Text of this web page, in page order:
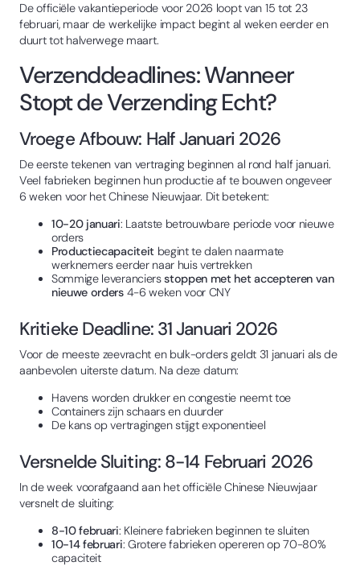
De officiële vakantieperiode voor 2026 loopt van 15 tot 23
februari, maar de werkelijke impact begint al weken eerder en
duurt tot halverwege maart.
Verzenddeadlines: Wanneer
Stopt de Verzending Echt?
Vroege Afbouw: Half Januari 2026
De eerste tekenen van vertraging beginnen al rond half januari.
Veel fabrieken beginnen hun productie af te bouwen ongeveer
6 weken voor het Chinese Nieuwjaar. Dit betekent:
10-20 januari: Laatste betrouwbare periode voor nieuwe
orders
Productiecapaciteitbegint te dalen naarmate
werknemers eerder naar huis vertrekken
Sommige leveranciersstoppen met het accepteren van
nieuwe orders4-6 weken voor CNY
Kritieke Deadline: 31 Januari 2026
Voor de meeste zeevracht en bulk-orders geldt 31 januari als de
aanbevolen uiterste datum. Na deze datum:
Havens worden drukker en congestie neemt toe
Containers zijn schaars en duurder
De kans op vertragingen stijgt exponentieel
Versnelde Sluiting: 8-14 Februari 2026
In de week voorafgaand aan het officiële Chinese Nieuwjaar
versnelt de sluiting:
8-10 februari: Kleinere fabrieken beginnen te sluiten
10-14 februari: Grotere fabrieken opereren op 70-80%
capaciteit